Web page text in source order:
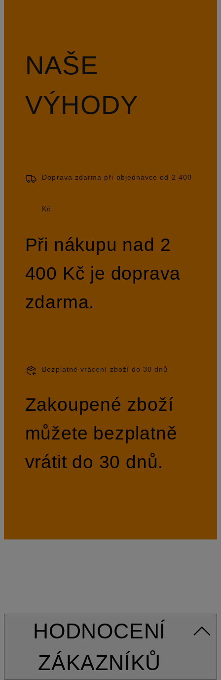
NAŠE
VÝHODY
Doprava zdarma při objednávce od 2 400
Kč
Při nákupu nad 2
400 Kč je doprava
zdarma.
Bezplatné vrácení zboží do 30 dnů
Zakoupené zboží
můžete bezplatně
vrátit do 30 dnů.
HODNOCENÍ
ZÁKAZNÍKŮ